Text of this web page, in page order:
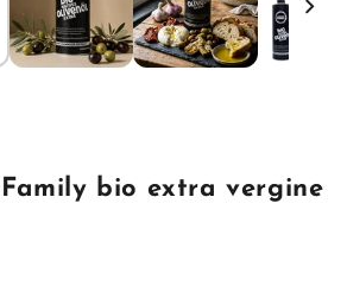
bio extra vergine